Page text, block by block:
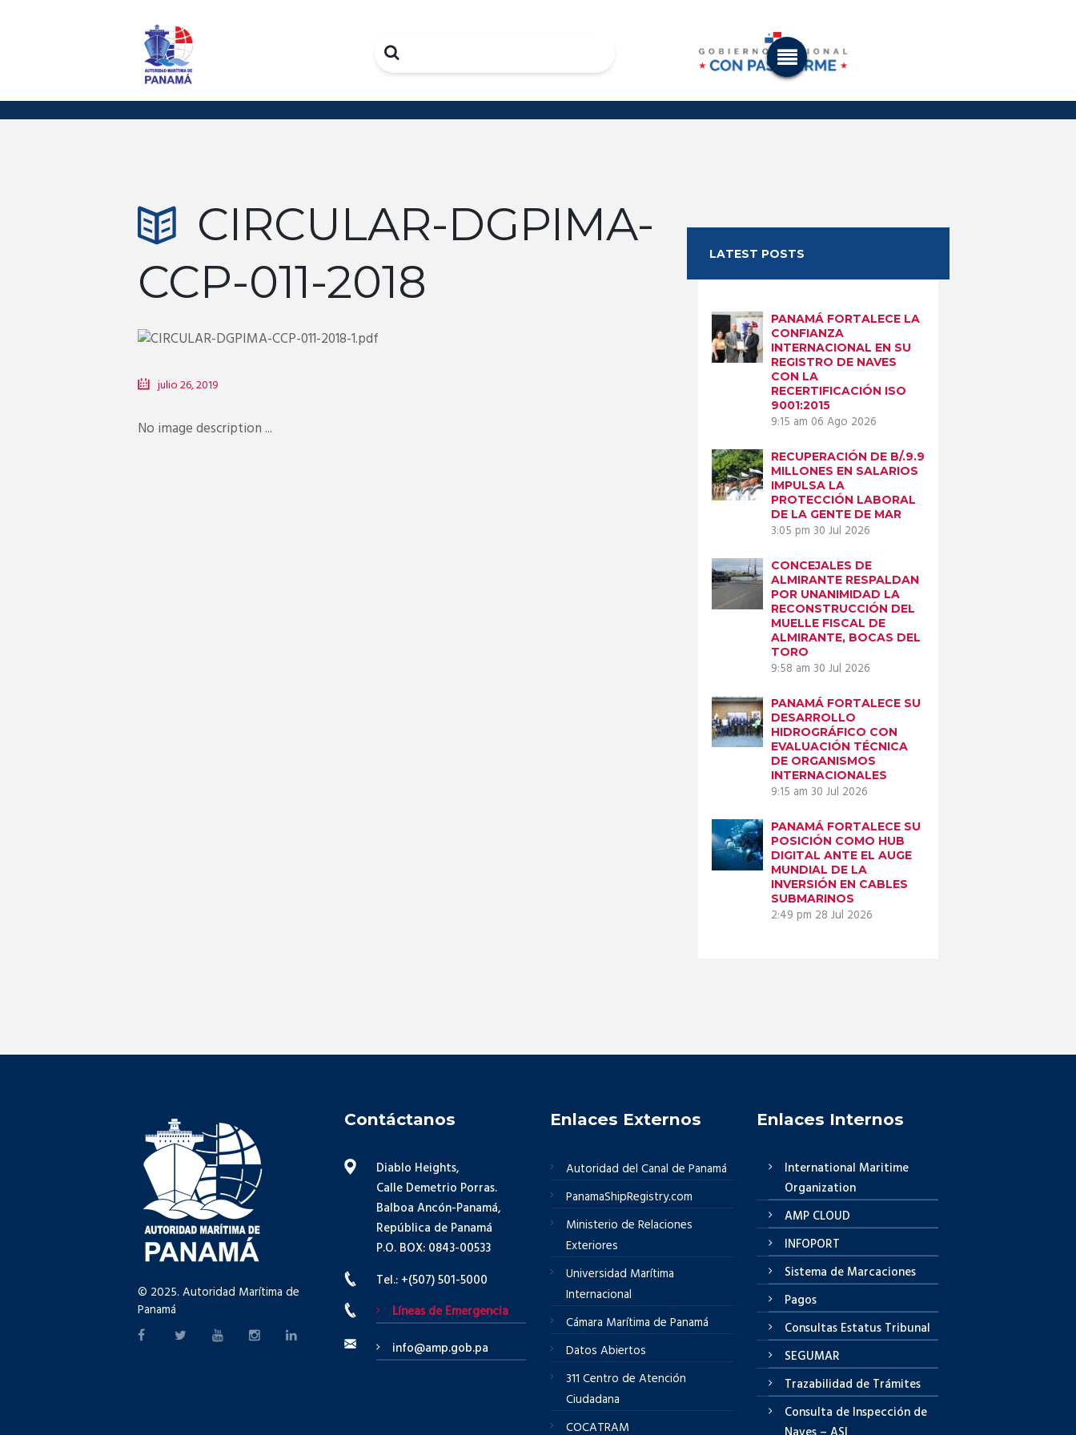
Search
CIRCULAR-DGPIMA-
CCP-011-2018
julio 26, 2019
No image description ...
LATEST POSTS
PANAMÁ FORTALECE LA
CONFIANZA
INTERNACIONAL EN SU
REGISTRO DE NAVES
CON LA
RECERTIFICACIÓN ISO
9001:2015
9:15 am 06 Ago 2026
RECUPERACIÓN DE B/.9.9
MILLONES EN SALARIOS
IMPULSA LA
PROTECCIÓN LABORAL
DE LA GENTE DE MAR
3:05 pm 30 Jul 2026
CONCEJALES DE
ALMIRANTE RESPALDAN
POR UNANIMIDAD LA
RECONSTRUCCIÓN DEL
MUELLE FISCAL DE
ALMIRANTE, BOCAS DEL
TORO
9:58 am 30 Jul 2026
PANAMÁ FORTALECE SU
DESARROLLO
HIDROGRÁFICO CON
EVALUACIÓN TÉCNICA
DE ORGANISMOS
INTERNACIONALES
9:15 am 30 Jul 2026
PANAMÁ FORTALECE SU
POSICIÓN COMO HUB
DIGITAL ANTE EL AUGE
MUNDIAL DE LA
INVERSIÓN EN CABLES
SUBMARINOS
2:49 pm 28 Jul 2026
© 2025. Autoridad Marítima de
Panamá
Contáctanos
Diablo Heights,
Calle Demetrio Porras.
Balboa Ancón-Panamá,
República de Panamá
P.O. BOX: 0843-00533
Tel.: +(507) 501-5000
Líneas de Emergencia
info@amp.gob.pa
Enlaces Externos
Autoridad del Canal de Panamá
PanamaShipRegistry.com
Ministerio de Relaciones
Exteriores
Universidad Marítima
Internacional
Cámara Marítima de Panamá
Datos Abiertos
311 Centro de Atención
Ciudadana
COCATRAM
Enlaces Internos
International Maritime
Organization
AMP CLOUD
INFOPORT
Sistema de Marcaciones
Pagos
Consultas Estatus Tribunal
SEGUMAR
Trazabilidad de Trámites
Consulta de Inspección de